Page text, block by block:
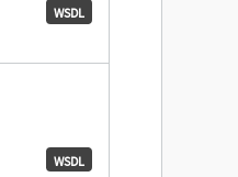
WSDL
WSDL